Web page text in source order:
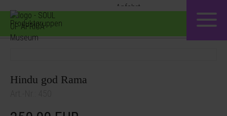
Produktgruppen
Hindu god Rama